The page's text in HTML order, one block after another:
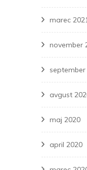
marec
november
september
avgust
maj 2020
april 2020